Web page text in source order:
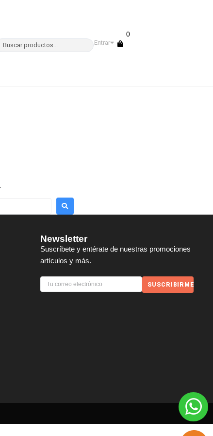
Entrar
0
Newsletter
Suscríbete y entérate de nuestras promociones
artículos y más.
SUSCRIBIRME